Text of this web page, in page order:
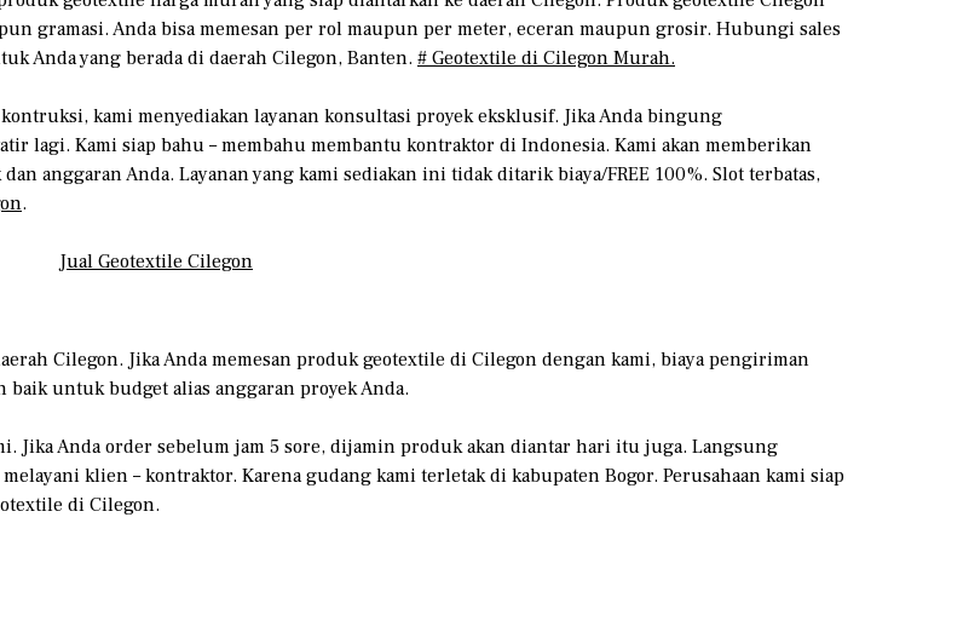
gramasi. Anda bisa memesan per rol maupun per meter, eceran maupun grosir. Hubungi sales
Anda yang berada di daerah Cilegon, Banten. # Geotextile di Cilegon Murah.
kami menyediakan layanan konsultasi proyek eksklusif. Jika Anda bingung
lagi. Kami siap bahu – membahu membantu kontraktor di Indonesia. Kami akan memberikan
anggaran Anda. Layanan yang kami sediakan ini tidak ditarik biaya/FREE 100%. Slot terbatas,
.
Jual Geotextile Cilegon
Cilegon. Jika Anda memesan produk geotextile di Cilegon dengan kami, biaya pengiriman
untuk budget alias anggaran proyek Anda.
Jika Anda order sebelum jam 5 sore, dijamin produk akan diantar hari itu juga. Langsung
klien – kontraktor. Karena gudang kami terletak di kabupaten Bogor. Perusahaan kami siap
di Cilegon.